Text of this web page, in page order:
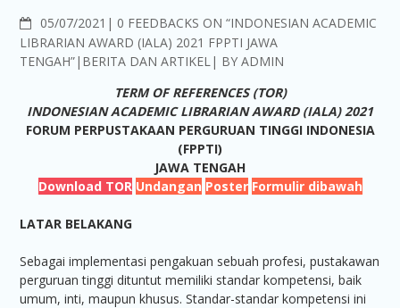
05/07/2021 COMMENTS
0 FEEDBACKS ON “INDONESIAN ACADEMIC
LIBRARIAN AWARD (IALA) 2021 FPPTI JAWA
TENGAH” BERITA DAN ARTIKEL BYADMIN
TERM OF REFERENCES (TOR)
INDONESIAN ACADEMIC LIBRARIAN AWARD (IALA) 2021
FORUM PERPUSTAKAAN PERGURUAN TINGGI INDONESIA
(FPPTI)
JAWA TENGAH
Download TOR Undangan Poster Formulir dibawah
LATAR BELAKANG
Sebagai implementasi pengakuan sebuah profesi, pustakawan
perguruan tinggi dituntut memiliki standar kompetensi, baik
umum, inti, maupun khusus. Standar-standar kompetensi ini